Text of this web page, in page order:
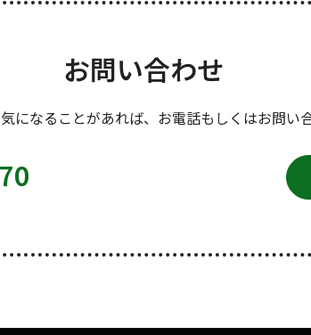
お問い合わせ
になることがあれば、お電話もしくはお問い